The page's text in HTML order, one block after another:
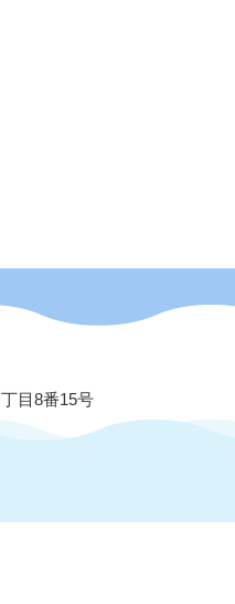
目8番15号